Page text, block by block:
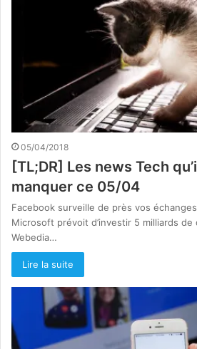
05/04/2018
[TL;DR] Les news Tech
manquer ce 05/04
Facebook surveille de près vos
Microsoft prévoit d’investir 5 milliards de
Webedia…
Lire la suite